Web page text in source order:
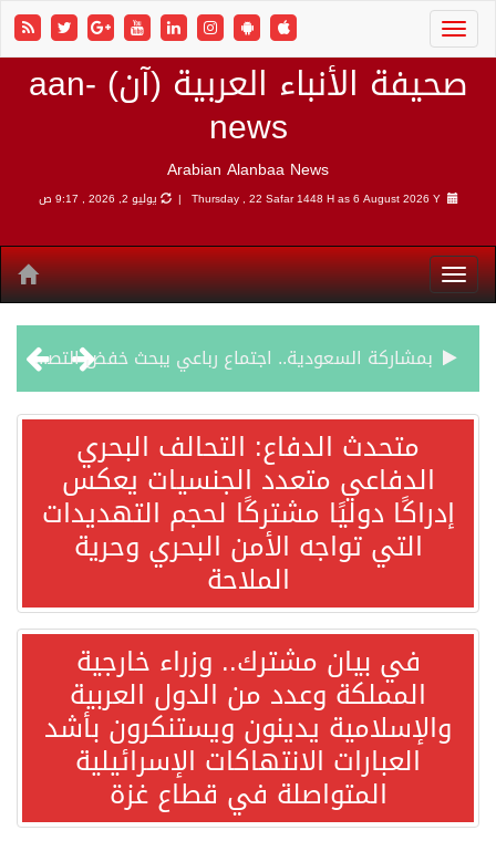
صحيفة الأنباء العربية (آن) aan-
news
Arabian Alanbaa News
Thursday , 22 Safar 1448 H as6 August 2026 Y | يوليو 2, 2026 , 9:17 ص
بمشاركة السعودية.. اجتماع رباعي يبحث خفض التصعيد ومعالجة التحديات الأمنية الراهنة
وزير الخارجية السعودي: جميع إجراءات إسرائيل الأحادية في أراضي فلسطين باطلة
ورقة بحثية: التحالف البحري الدفاعي بقيادة الرياض يعيد صياغة مفهوم أمن البحار
ترامب: الأمير محمد بن سلمان يفضل الحوار بخصوص إيران لخفض التصعيد
متحدث الدفاع: التحالف البحري
الدفاعي متعدد الجنسيات يعكس
إدراكًا دوليًا مشتركًا لحجم التهديدات
التي تواجه الأمن البحري وحرية
الملاحة
في بيان مشترك.. وزراء خارجية
المملكة وعدد من الدول العربية
والإسلامية يدينون ويستنكرون بأشد
العبارات الانتهاكات الإسرائيلية
المتواصلة في قطاع غزة